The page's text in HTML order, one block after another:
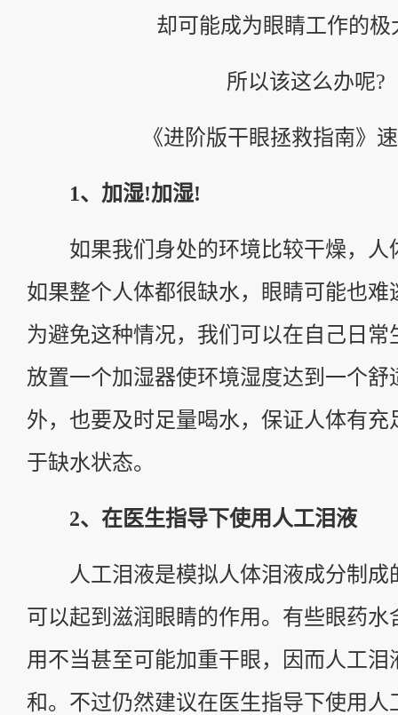
却可能成为眼睛工作的极
所以该这么办呢?
《进阶版干眼拯救指南》速
1、加湿!加湿!
如果我们身处的环境比较干燥，人
如果整个人体都很缺水，眼睛可能也难
为避免这种情况，我们可以在自己日常
放置一个加湿器使环境湿度达到一个舒
外，也要及时足量喝水，保证人体有充
于缺水状态。
2、在医生指导下使用人工泪液
人工泪液是模拟人体泪液成分制成
可以起到滋润眼睛的作用。有些眼药水
用不当甚至可能加重干眼，因而人工泪
和。不过仍然建议在医生指导下使用人